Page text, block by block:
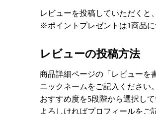
レビューを投稿していただくと
※ポイントプレゼントは1商品に
レビューの投稿方法
商品詳細ページの「レビューを
ニックネームをご記入ください。
おすすめ度を5段階から選択し
よろしければプロフィールをご